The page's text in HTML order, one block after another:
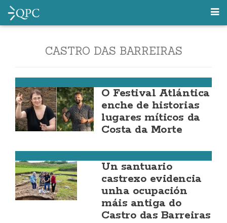
CASTRO DAS BARREIRAS
O Festival Atlántica
enche de historias
lugares míticos da
Costa da Morte
Un santuario
castrexo evidencia
unha ocupación
máis antiga do
Castro das Barreiras